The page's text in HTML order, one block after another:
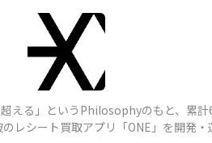
える」というPhilosophyのもと、累
レシート買取アプリ「ONE」を開発・